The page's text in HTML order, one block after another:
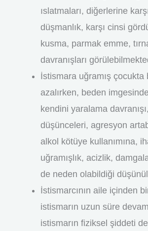
ıslatmaları, diğerlerine
düşmanlık, karşı cinsi
kusma, parmak emme,
davranışları
İstismara uğramış çocukta
azalırken, beden
kendini yaralama
düşünceleri, agresyon
alkol kötüye kullanımına,
uğramışlık, acizlik,
de neden olabildiği
İstismarcının aile içinden
istismarın uzun süre
istismarın fiziksel şiddeti